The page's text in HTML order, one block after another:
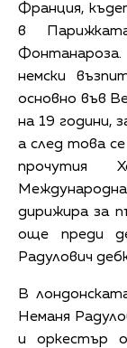
Франция,
в
Фонтанароза.
немски
основно във
на 19 години,
а след това
прочутия
дирижира за
още преди
Радулович
В
Неманя
и оркестър